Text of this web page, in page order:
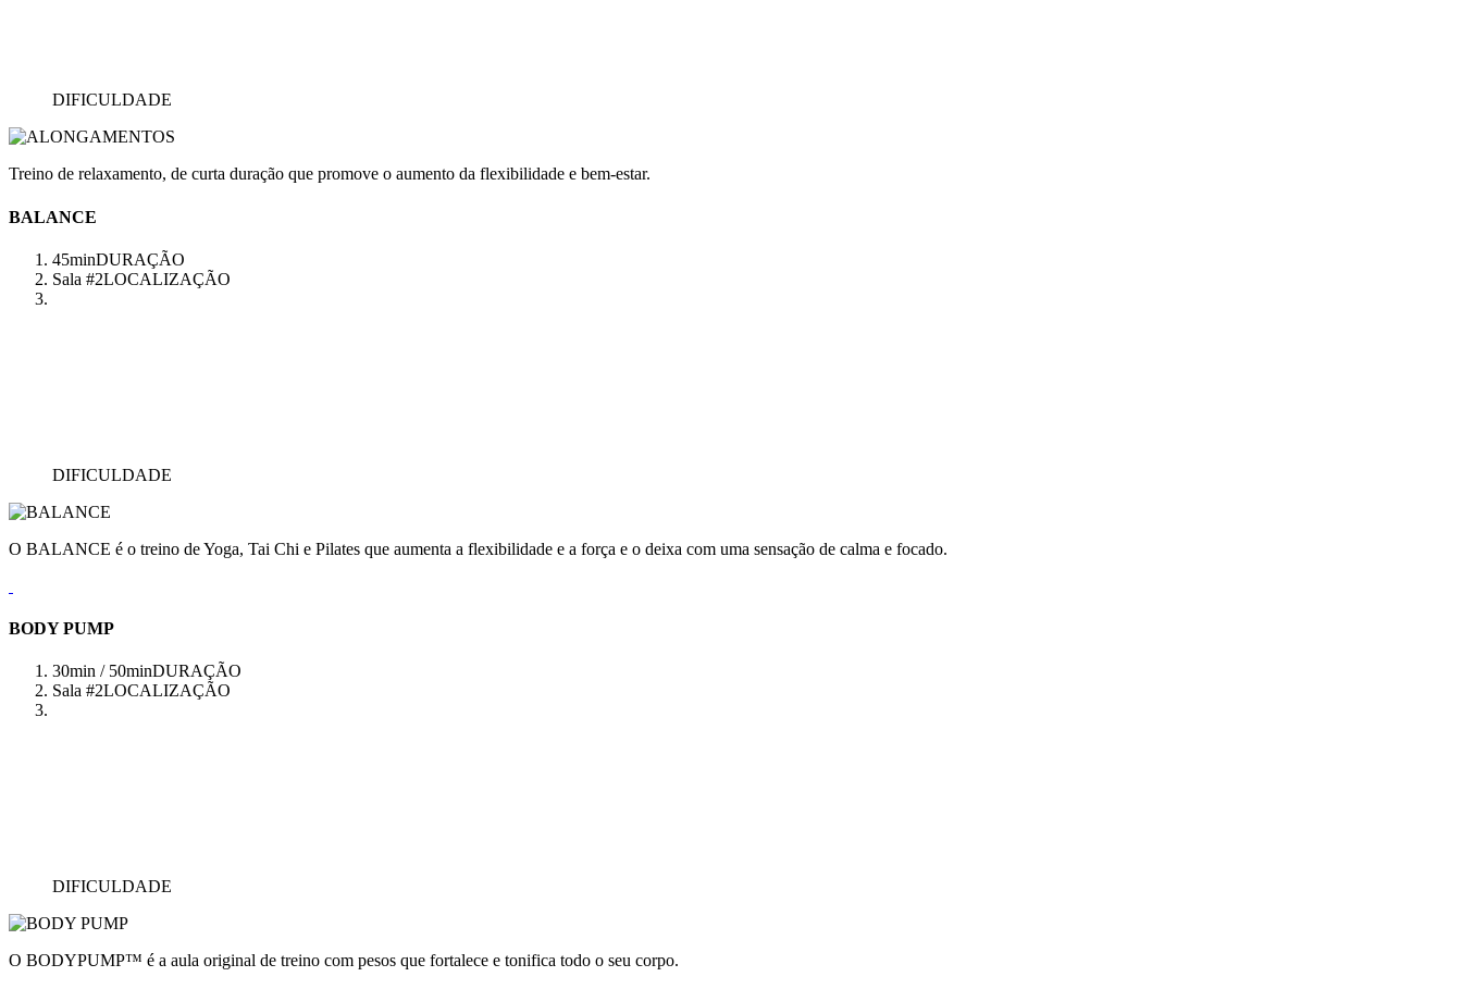
DIFICULDADE
Treino de relaxamento, de curta duração que promove o aumento da flexibilidade e bem-estar.
BALANCE
45minDURAÇÃO
Sala #2LOCALIZAÇÃO
DIFICULDADE
O BALANCE é o treino de Yoga, Tai Chi e Pilates que aumenta a flexibilidade e a força e o deixa com uma sensação de calma e focado.
BODY PUMP
30min / 50minDURAÇÃO
Sala #2LOCALIZAÇÃO
DIFICULDADE
O BODYPUMP™ é a aula original de treino com pesos que fortalece e tonifica todo o seu corpo.